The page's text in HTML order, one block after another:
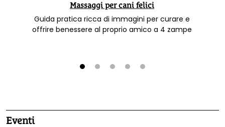
Massaggi per cani felici
Guida pratica ricca di immagini per curare e
offrire benessere al proprio amico a 4 zampe
Eventi